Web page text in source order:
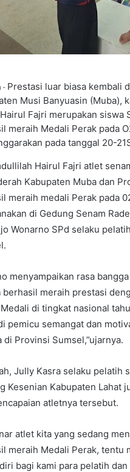
- Prestasi luar biasa kembali
Musi Banyuasin (Muba),
Fajri merupakan siswa
meraih Medali Perak pada
pada tanggal 20-
Hairul Fajri atlet
Kabupaten Muba dan
meraih medali Perak pada
di Gedung Senam
Wonarno SPd selaku
menyampaikan rasa
berhasil meraih prestasi
di tingkat nasional
pemicu semangat dan
di Provinsi Sumsel,”ujarnya.
Jully Kasra selaku pelatih
Kesenian Kabupaten Lahat
atletnya tersebut.
atlet kita yang sedang
meraih Medali Perak, tentu
bagi kami para pelatih